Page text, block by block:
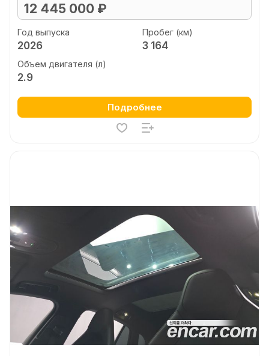
12 445 000 ₽
Год выпуска
2026
Пробег (км)
3 164
Объем двигателя (л)
2.9
Подробнее